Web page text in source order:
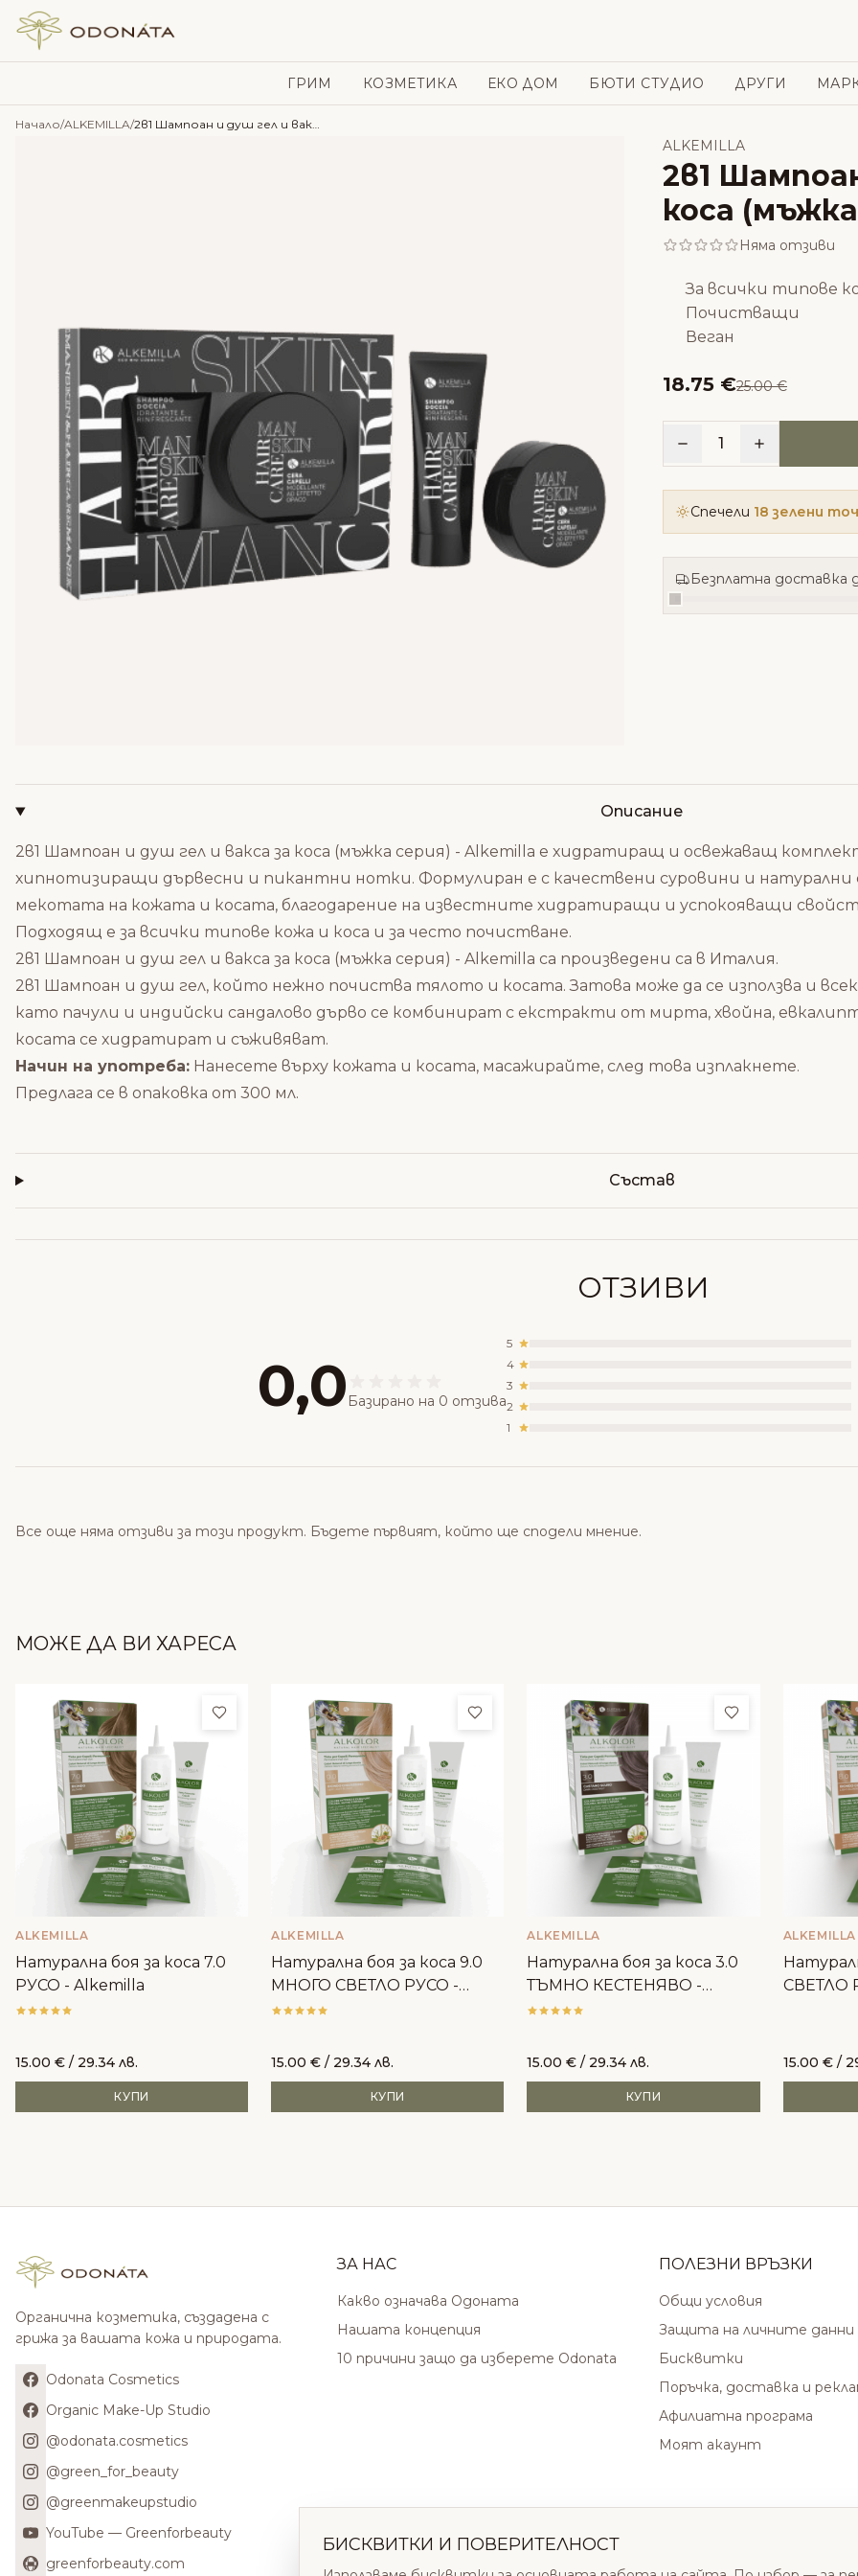
Skip to content
ГРИМ КОЗМЕТИКА ЕКО ДОМ БЮТИ СТУДИО ДРУГИ
Начало/ALKEMILLA/ 2в1 Шампоан и душ гел и вакса за коса (мъжка серия) – Alkemilla
ALKEMILLA
2в1
коса
Няма отзиви
За всички типове
Почистващи
Веган
18.75 €25.00 €
1
Спечели 18 зелени
Безплатна доставка
Описание
2в1 Шампоан и душ гел и вакса за коса (мъжка серия) - Alkemilla е хидратиращ и освежаващ
хипнотизиращи дървесни и пикантни нотки. Формулиран е с качествени суровини и
мекотата на кожата и косата, благодарение на известните хидратиращи и успокояващи
Подходящ е за всички типове кожа и коса и за често почистване.
2в1 Шампоан и душ гел и вакса за коса (мъжка серия) - Alkemilla са произведени са в Италия.
2в1 Шампоан и душ гел, който нежно почиства тялото и косата. Затова може да се използва и
като пачули и индийски сандалово дърво се комбинират с екстракти от мирта, хвойна,
косата се хидратират и съживяват.
Начин на употреба: Нанесете върху кожата и косата, масажирайте, след това изплакнете.
Предлага се в опаковка от 300 мл.
Състав
ОТЗИВИ
0,0 Базирано на 0 отзива
5
4
3
2
1
Все още няма отзиви за този продукт. Бъдете първият, който ще сподели мнение.
МОЖЕ ДА ВИ ХАРЕСА
Добави в любими
ALKEMILLA
Натурална боя за коса 7.0
РУСО - Alkemilla
15.00 € / 29.34 лв.
КУПИ
Добави в любими
ALKEMILLA
Натурална боя за коса 9.0
МНОГО СВЕТЛО РУСО -
Alkemilla
15.00€ / 29.34 лв.
КУПИ
Добави в
ALKEMILLA
Натурална боя за коса 3.0
ТЪМНО КЕСТЕНЯВО -
Alkemilla
15.00€ / 29.34 лв.
КУПИ
ALKEMILLA
СВЕТЛО
15.00 €/
Органична козметика, създадена с
грижа за вашата кожа и природата.
Odonata Cosmetics
Organic Make-Up Studio
@odonata.cosmetics
@green_for_beauty
@greenmakeupstudio
YouTube — Greenforbeauty
greenforbeauty.com
ЗА НАС
Какво означава Одоната
Нашата концепция
10 причини защо да изберете Odonata
ПОЛЕЗНИ ВРЪЗКИ
Общи условия
Защита на личните данни
Бисквитки
Поръчка, доставка и
Афилиатна програма
Моят акаунт
БИСКВИТКИ И ПОВЕРИТЕЛНОСТ